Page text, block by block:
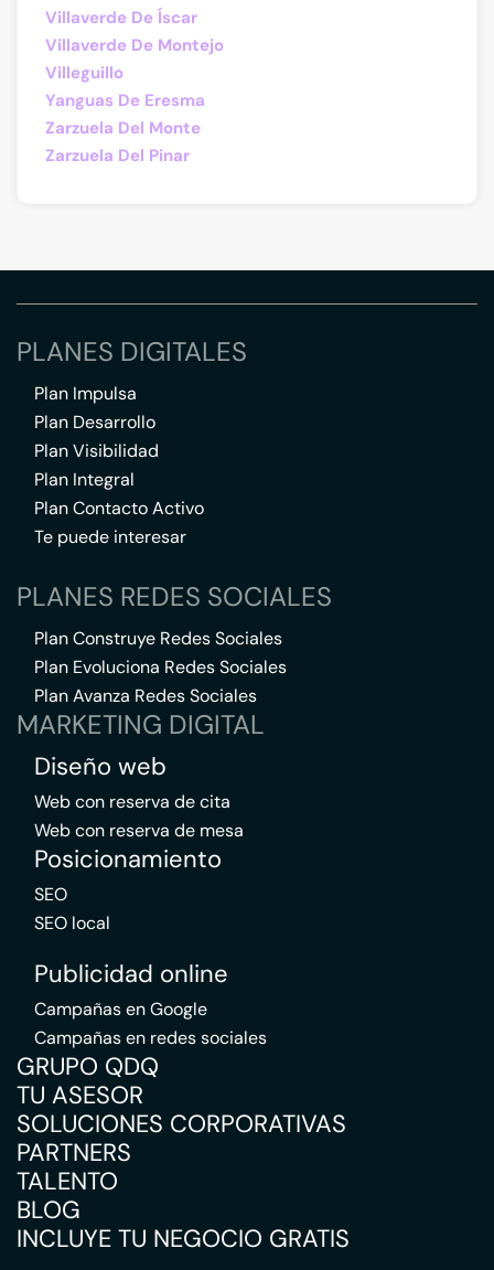
Villaverde De Íscar
Villaverde De Montejo
Villeguillo
Yanguas De Eresma
Zarzuela Del Monte
Zarzuela Del Pinar
PLANES DIGITALES
Plan Impulsa
Plan Desarrollo
Plan Visibilidad
Plan Integral
Plan Contacto Activo
Te puede interesar
PLANES REDES SOCIALES
Plan Construye Redes Sociales
Plan Evoluciona Redes Sociales
Plan Avanza Redes Sociales
MARKETING DIGITAL
Diseño web
Web con reserva de cita
Web con reserva de mesa
Posicionamiento
SEO
SEO local
Publicidad online
Campañas en Google
Campañas en redes sociales
GRUPO QDQ
TU ASESOR
SOLUCIONES CORPORATIVAS
PARTNERS
TALENTO
BLOG
INCLUYE TU NEGOCIO GRATIS